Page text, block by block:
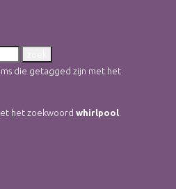
die getagged zijn met het
het zoekwoord whirlpool